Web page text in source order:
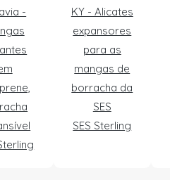
-
KY - Alicates
expansores
para as
mangas de
borracha da
SES
SES Sterling